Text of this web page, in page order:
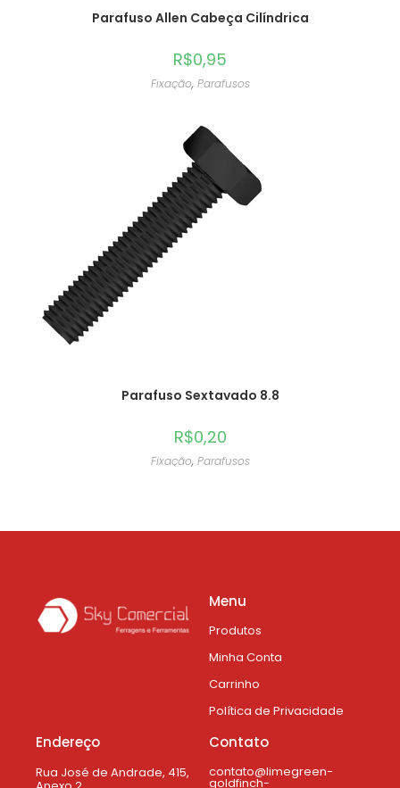
Parafuso Allen Cabeça Cilíndrica
R$0,95
Fixação, Parafusos
Parafuso Sextavado 8.8
R$0,20
Fixação, Parafusos
Menu
Produtos
Minha Conta
Carrinho
Política de Privacidade
Endereço
Rua José de Andrade, 415,
Contato
contato@limegreen-
goldfinch-